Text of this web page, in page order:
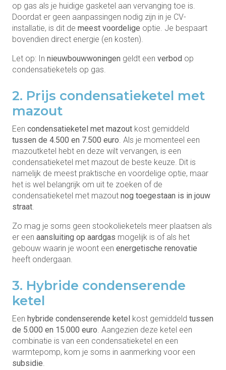
op gas als je huidige gasketel aan vervanging toe is.
Doordat er geen aanpassingen nodig zijn in je CV-
installatie, is dit de meest voordelige optie. Je bespaart
bovendien direct energie (en kosten).
Let op: In nieuwbouwwoningen geldt een verbod op
condensatieketels op gas.
2. Prijs condensatieketel met
mazout
Een condensatieketel met mazout kost gemiddeld
tussen de 4.500 en 7.500 euro. Als je momenteel een
mazoutketel hebt en deze wilt vervangen, is een
condensatieketel met mazout de beste keuze. Dit is
namelijk de meest praktische en voordelige optie, maar
het is wel belangrijk om uit te zoeken of de
condensatieketel met mazout nog toegestaan is in jouw
straat.
Zo mag je soms geen stookolieketels meer plaatsen als
er een aansluiting op aardgas mogelijk is of als het
gebouw waarin je woont een energetische renovatie
heeft ondergaan.
3. Hybride condenserende
ketel
Een hybride condenserende ketel kost gemiddeld tussen
de 5.000 en 15.000 euro. Aangezien deze ketel een
combinatie is van een condensatieketel en een
warmtepomp, kom je soms in aanmerking voor een
subsidie.